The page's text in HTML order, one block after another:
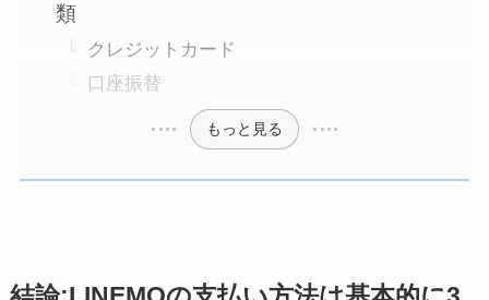
類
クレジットカード
口座振替
もっと見る